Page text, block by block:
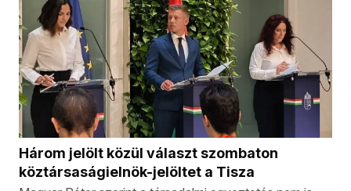
Három jelölt közül választ szombaton
köztársaságielnök-jelöltet a Tisza